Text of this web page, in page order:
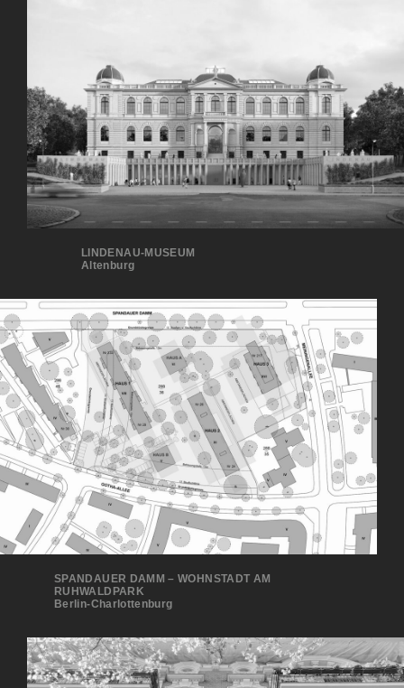
LINDENAU-MUSEUM
Altenburg
SPANDAUER DAMM – WOHNSTADT AM
RUHWALDPARK
Berlin-Charlottenburg